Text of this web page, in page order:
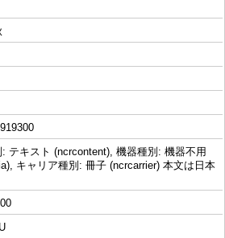
テキスト (ncrcontent), 機器種別: 機器不用
キャリア種別: 冊子 (ncrcarrier) 本文は日本